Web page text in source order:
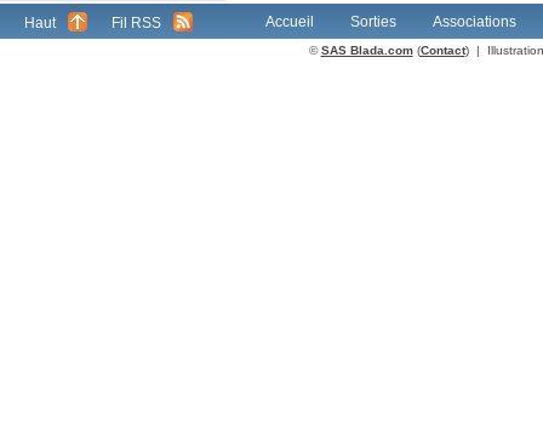
Haut Fil RSS Accueil Sorties Associations
©SAS Blada.com(Contact) |